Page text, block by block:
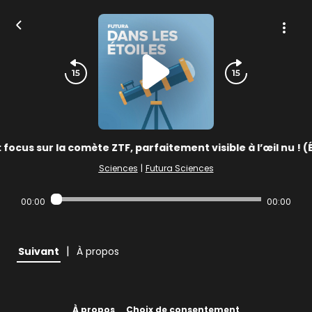
focus sur la comète ZTF, parfaitement visible à l’œil nu !
Sciences | Futura Sciences
00:00 00:00
Suivant | À propos
À propos Choix de consentement